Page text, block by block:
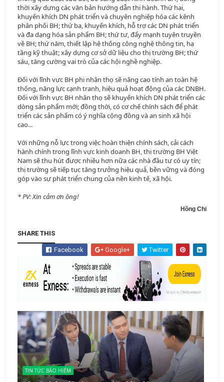
thời xây dựng các văn bản hướng dẫn thi hành. Thứ hai,
khuyến khích DN phát triển và chuyên nghiệp hóa các kênh
phân phối BH; thứ ba, khuyến khích, hỗ trợ các DN phát triển
và đa dạng hóa sản phẩm BH; thứ tư, đẩy mạnh tuyên truyền
về BH; thứ năm, thiết lập hệ thống công nghệ thông tin, hạ
tầng kỹ thuật; xây dựng cơ sở dữ liệu cho thị trường BH; thứ
sáu, tăng cường vai trò của các hội nghề nghiệp.
Đối với lĩnh vực BH phi nhân thọ sẽ nâng cao tính an toàn hệ
thống, năng lực cạnh tranh, hiệu quả hoạt động của các DNBH.
Đối với lĩnh vực BH nhân thọ sẽ khuyến khích DN phát triển các
dòng sản phẩm mới; đồng thời, có cơ chế chính sách để phát
triển các sản phẩm có ý nghĩa cộng đồng và an sinh xã hội
cao...
Với những nỗ lực trong việc hoàn thiện chính sách, cải cách
hành chính trong lĩnh vực kinh doanh BH, thị trường BH Việt
Nam sẽ thu hút được nhiều hơn nữa các nhà đầu tư có uy tín;
thị trường sẽ tiếp tục tăng trưởng hiệu quả, bền vững và đóng
góp vào sự phát triển chung của nền kinh tế, xã hội.
* PV: Xin cảm ơn ông!
Hồng Chi
SHARE THIS
Facebook Google+ Twitter
TIN TỨC BẢO HIỂM